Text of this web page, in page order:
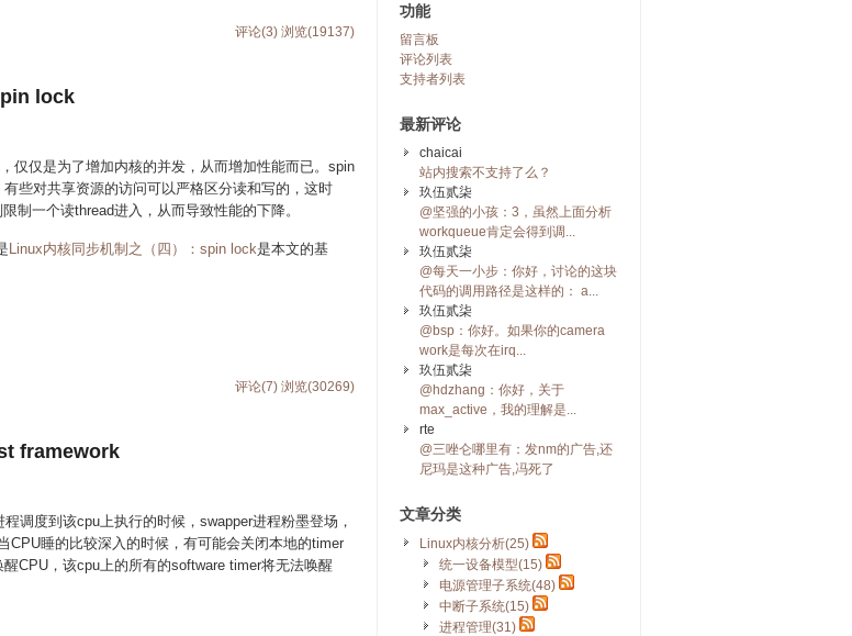
评论(3) 浏览(19137)
lock
仅仅是为了增加内核的并发，从而增加性能而已。spin
些对共享资源的访问可以严格区分读和写的，这时
制一个读thread进入，从而导致性能的下降。
Linux内核同步机制之（四）：spin lock是本文的基
评论(7) 浏览(30269)
framework
调度到该cpu上执行的时候，swapper进程粉墨登场，
CPU睡的比较深入的时候，有可能会关闭本地的timer
CPU，该cpu上的所有的software timer将无法唤醒
功能
留言板
评论列表
支持者列表
最新评论
chaicai
站内搜索不支持了么？
玖伍贰柒
@坚强的小孩：3，虽然上面分析
workqueue肯定会得到调...
玖伍贰柒
@每天一小步：你好，讨论的这块
代码的调用路径是这样的： a...
玖伍贰柒
@bsp：你好。如果你的camera
work是每次在irq...
玖伍贰柒
@hdzhang：你好，关于
max_active，我的理解是...
rte
@三唑仑哪里有：发nm的广告,还
尼玛是这种广告,冯死了
文章分类
Linux内核分析(25)
统一设备模型(15)
电源管理子系统(48)
中断子系统(15)
进程管理(31)